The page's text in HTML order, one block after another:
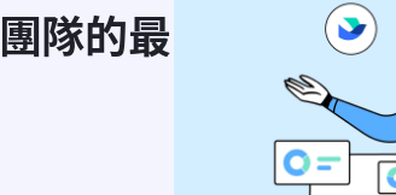
隊的最